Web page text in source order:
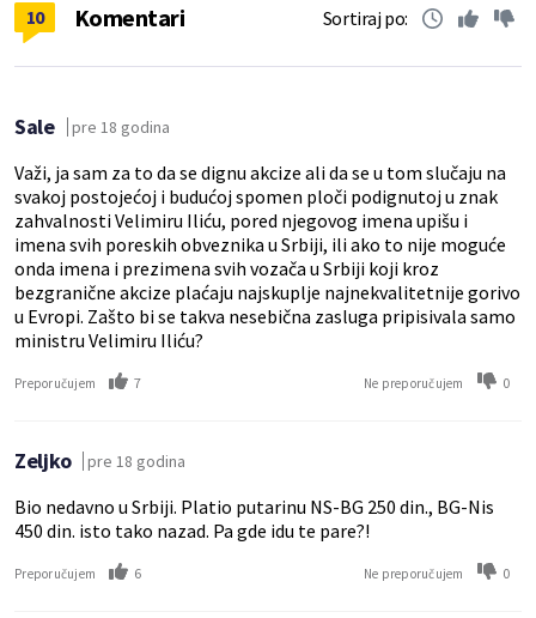
10 Komentari Sortiraj po:
Sale pre 18 godina
Važi, ja sam za to da se dignu akcize ali da se u tom slučaju na
svakoj postojećoj i budućoj spomen ploči podignutoj u znak
zahvalnosti Velimiru Iliću, pored njegovog imena upišu i
imena svih poreskih obveznika u Srbiji, ili ako to nije moguće
onda imena i prezimena svih vozača u Srbiji koji kroz
bezgranične akcize plaćaju najskuplje najnekvalitetnije gorivo
u Evropi. Zašto bi se takva nesebična zasluga pripisivala samo
ministru Velimiru Iliću?
Preporučujem 7 Ne preporučujem 0
Zeljko pre 18 godina
Bio nedavno u Srbiji. Platio putarinu NS-BG 250 din., BG-Nis
450 din. isto tako nazad. Pa gde idu te pare?!
Preporučujem 6 Ne preporučujem 0